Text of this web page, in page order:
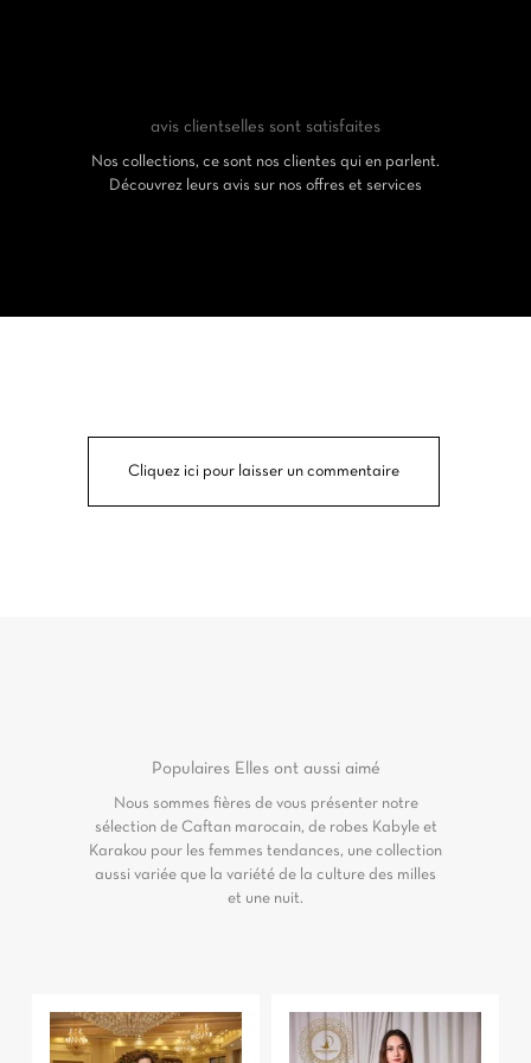
avis clientselles sont satisfaites
Nos collections, ce sont nos clientes qui en parlent.
Découvrez leurs avis sur nos offres et services
Cliquez ici pour laisser un commentaire
Populaires Elles ont aussi aimé
Nous sommes fières de vous présenter notre
sélection de Caftan marocain, de robes Kabyle et
Karakou pour les femmes tendances, une collection
aussi variée que la variété de la culture des milles
et une nuit.